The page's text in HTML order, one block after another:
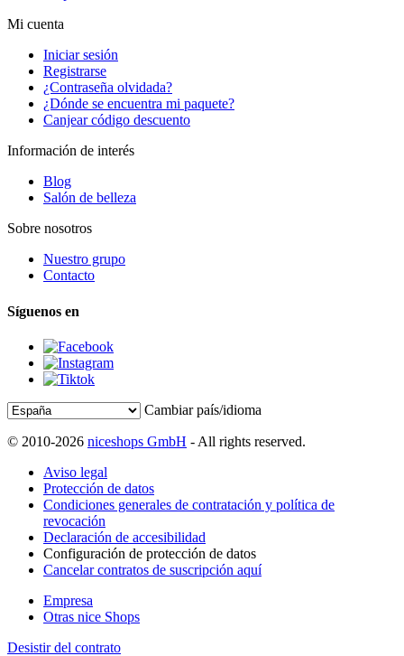
Mi cuenta
Iniciar sesión
Registrarse
¿Contraseña olvidada?
¿Dónde se encuentra mi paquete?
Canjear código descuento
Información de interés
Blog
Salón de belleza
Sobre nosotros
Nuestro grupo
Contacto
Síguenos en
Cambiar país/idioma
© 2010-2026 niceshops GmbH - All rights reserved.
Aviso legal
Protección de datos
Condiciones generales de contratación y política de
revocación
Declaración de accesibilidad
Configuración de protección de datos
Cancelar contratos de suscripción aquí
Empresa
Otras nice Shops
Desistir del contrato